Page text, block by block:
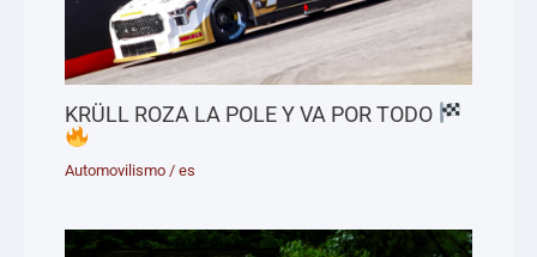
KRÜLL ROZA LA POLE Y VA POR TODO
Automovilismo /es